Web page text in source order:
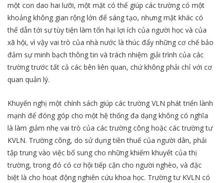
một con dao hai lưỡi, một mặt có thể giúp các trường có một
khoảng không gian rộng lớn để sáng tạo, nhưng mặt khác có
thể dẫn tới sự tùy tiện làm tổn hại lợi ích của người học và của
xã hội, vì vậy vai trò của nhà nước là thúc đẩy những cơ chế bảo
đảm sự minh bạch thông tin và trách nhiệm giải trình của các
trường trước tất cả các bên liên quan, chứ không phải chỉ với cơ
quan quản lý.
Khuyến nghị một chính sách giúp các trường VLN phát triển lành
mạnh để đóng góp cho một hệ thống đa dạng không có nghĩa
là làm giảm nhẹ vai trò của các trường công hoặc các trường tư
KVLN. Trường công, do sử dụng tiền thuế của người dân, phải
tập trung vào việc bổ sung cho những khiếm khuyết của thị
trường, trong đó có cơ hội tiếp cận cho người nghèo, và đặc
biệt là cho hoạt động nghiên cứu khoa học. Trường tư KVLN có